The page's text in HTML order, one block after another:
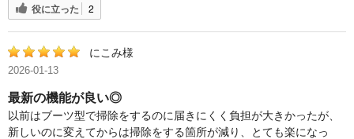
役に立った 2
にこみ様
2026-01-13
最新の機能が良い◎
以前はブーツ型で掃除をするのに届きにくく負担が大きかったが、
新しいのに変えてからは掃除をする箇所が減り、とても楽になっ